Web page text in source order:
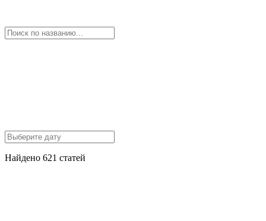
Найдено 621 статей